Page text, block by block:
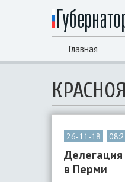
Главная
26-11-18
Делегация
в Перми